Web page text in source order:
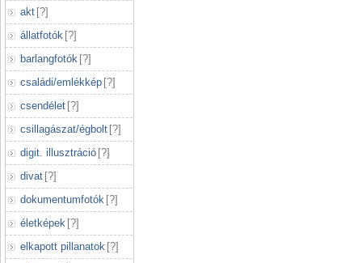
akt [?]
állatfotók [?]
barlangfotók [?]
családi/emlékkép [?]
csendélet [?]
csillagászat/égbolt [?]
digit. illusztráció [?]
divat [?]
dokumentumfotók [?]
életképek [?]
elkapott pillanatok [?]